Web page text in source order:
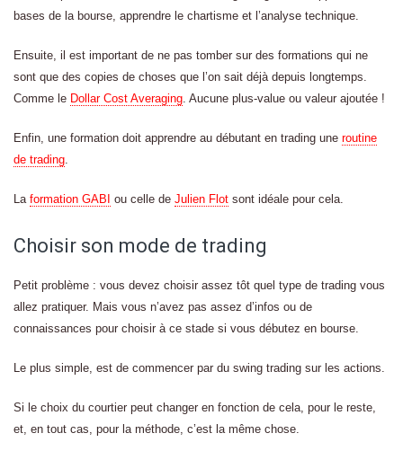
bases de la bourse, apprendre le chartisme et l’analyse technique.
Ensuite, il est important de ne pas tomber sur des formations qui ne
sont que des copies de choses que l’on sait déjà depuis longtemps.
Comme le Dollar Cost Averaging. Aucune plus-value ou valeur ajoutée !
Enfin, une formation doit apprendre au débutant en trading une routine
de trading.
La formation GABI ou celle de Julien Flot sont idéale pour cela.
Choisir son mode de trading
Petit problème : vous devez choisir assez tôt quel type de trading vous
allez pratiquer. Mais vous n’avez pas assez d’infos ou de
connaissances pour choisir à ce stade si vous débutez en bourse.
Le plus simple, est de commencer par du swing trading sur les actions.
Si le choix du courtier peut changer en fonction de cela, pour le reste,
et, en tout cas, pour la méthode, c’est la même chose.